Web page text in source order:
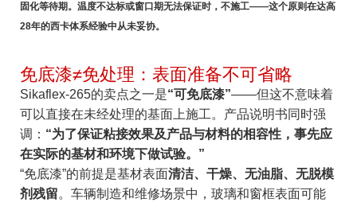
固化等待期。温度不达标或窗口期无法保证时，不施工——这个原则在达高
28年的西卡体系经验中从未妥协。
免底漆≠免处理：表面准备不可省略
Sikaflex-265的卖点之一是“可免底漆”——但这不意味着
可以直接在未经处理的基面上施工。产品说明书同时强
调： “为了保证粘接效果及产品与材料的相容性，事先应
在实际的基材和环境下做试验。”
“免底漆”的前提是基材表面清洁、干燥、无油脂、无脱模
剂残留。车辆制造和维修场景中，玻璃和窗框表面可能